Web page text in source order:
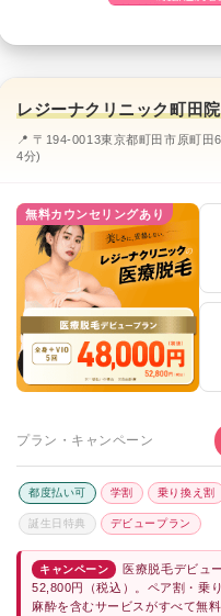
レジーナクリニック町田院
📍 〒194-0013東京都町田市原町
4分)
無料カウンセリングあり
プラン・キャンペーン
都度払い可 学割 乗り換え割
誕生日特典 デビュープラン
キャンペーン
医療脱毛デビュ
52,800円（税込）。ペア割・乗
麻酔を含むサービスがすべて無